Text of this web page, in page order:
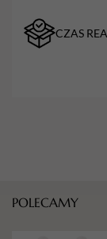
CZAS
POLECAMY